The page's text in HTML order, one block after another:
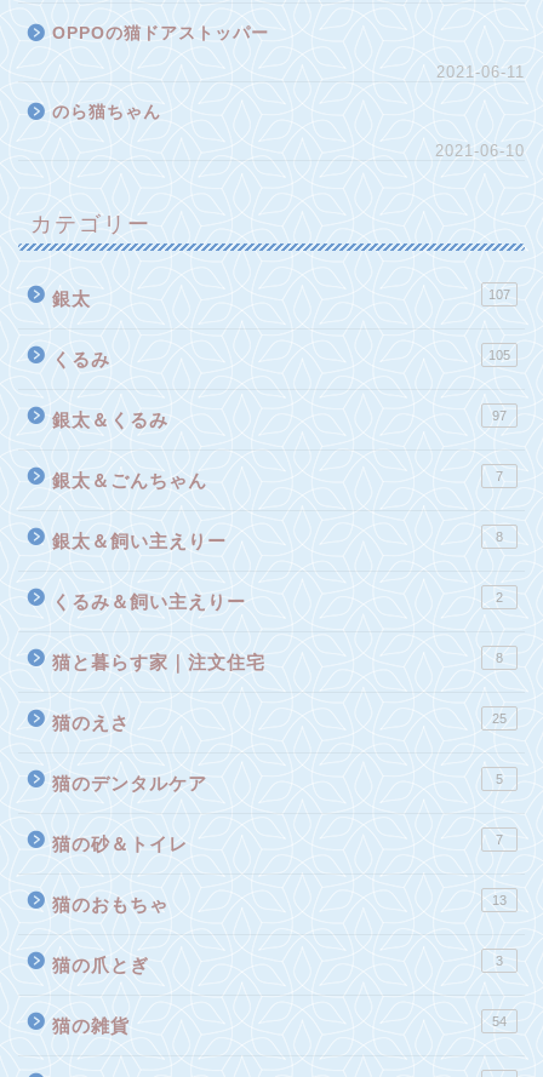
OPPOの猫ドアストッパー
2021-06-11
のら猫ちゃん
2021-06-10
カテゴリー
銀太 107
くるみ 105
銀太＆くるみ 97
銀太＆ごんちゃん 7
銀太＆飼い主えりー 8
くるみ＆飼い主えりー 2
猫と暮らす家｜注文住宅 8
猫のえさ 25
猫のデンタルケア 5
猫の砂＆トイレ 7
猫のおもちゃ 13
猫の爪とぎ 3
猫の雑貨 54